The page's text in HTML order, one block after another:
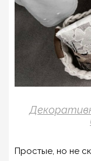
Простые, но не